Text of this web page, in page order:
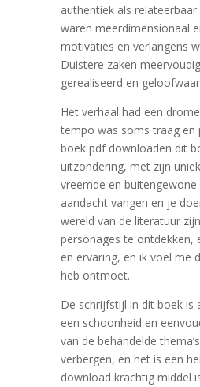
authentiek als
waren meerdimensionaal
motivaties en verlangens
Duistere zaken
gerealiseerd en
Het verhaal had een
tempo was soms traag en
boek pdf downloaden dit
uitzondering, met zijn
vreemde en
aandacht vangen en je
wereld van de literatuur
personages te ontdekken,
en ervaring, en ik voel me
heb ontmoet.
De schrijfstijl in dit boek is
een schoonheid en
van de behandelde
verbergen, en het is een
download krachtig middel